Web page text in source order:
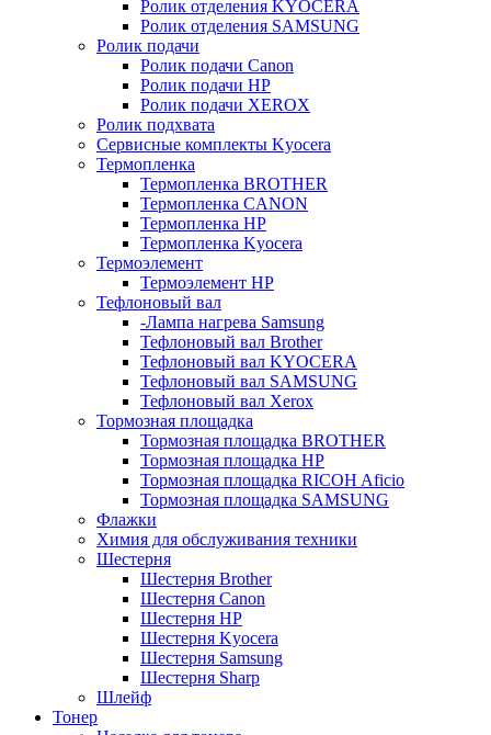
Ролик отделения KYOCERA
Ролик отделения SAMSUNG
Ролик подачи
Ролик подачи Canon
Ролик подачи HP
Ролик подачи XEROX
Ролик подхвата
Сервисные комплекты Kyocera
Термопленка
Термопленка BROTHER
Термопленка CANON
Термопленка HP
Термопленка Kyocera
Термоэлемент
Термоэлемент НР
Тефлоновый вал
-Лампа нагрева Samsung
Тефлоновый вал Brother
Тефлоновый вал KYOCERA
Тефлоновый вал SAMSUNG
Тефлоновый вал Xerox
Тормозная площадка
Тормозная площадка BROTHER
Тормозная площадка HP
Тормозная площадка RICOH Aficio
Тормозная площадка SAMSUNG
Флажки
Химия для обслуживания техники
Шестерня
Шестерня Brother
Шестерня Canon
Шестерня HP
Шестерня Kyocera
Шестерня Samsung
Шестерня Sharp
Шлейф
Тонер